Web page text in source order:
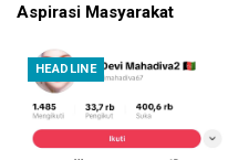
Aspirasi Masyarakat
HEADLINE